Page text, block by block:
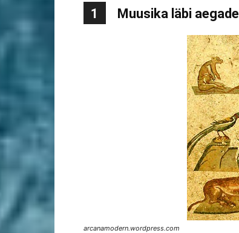
1 Muusika läbi aegade
arcanamodern.wordpress.com